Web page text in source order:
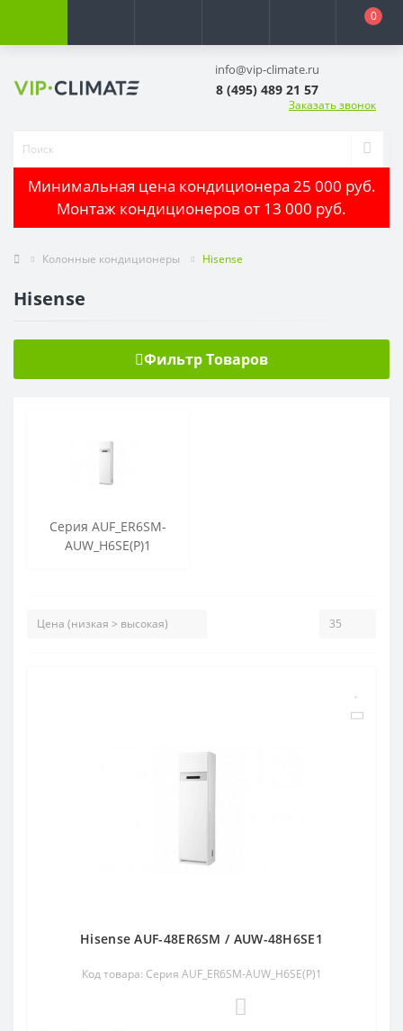
0
info@vip-climate.ru
8 (495) 489 21 57
Заказать звонок
Минимальная цена кондиционера 25 000 руб.
Монтаж кондиционеров от 13 000 руб.
Колонные кондиционеры Hisense
Hisense
Фильтр Товаров
Серия AUF_ER6SM-
AUW_H6SE(P)1
Hisense AUF-48ER6SM / AUW-48H6SE1
Код товара: Серия AUF_ER6SM-AUW_H6SE(P)1